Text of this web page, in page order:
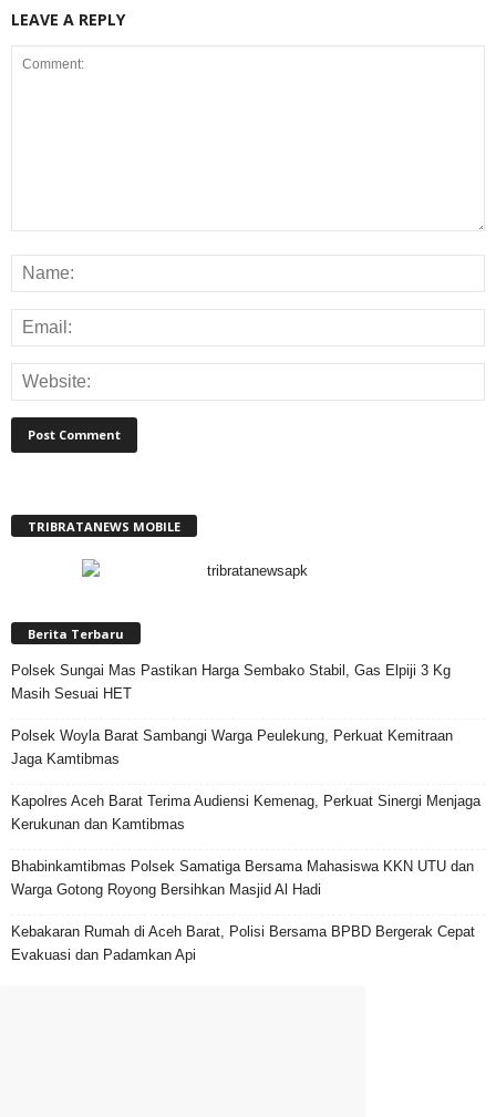
LEAVE A REPLY
TRIBRATANEWS MOBILE
Berita Terbaru
Polsek Sungai Mas Pastikan Harga Sembako Stabil, Gas Elpiji 3 Kg
Masih Sesuai HET
Polsek Woyla Barat Sambangi Warga Peulekung, Perkuat Kemitraan
Jaga Kamtibmas
Kapolres Aceh Barat Terima Audiensi Kemenag, Perkuat Sinergi Menjaga
Kerukunan dan Kamtibmas
Bhabinkamtibmas Polsek Samatiga Bersama Mahasiswa KKN UTU dan
Warga Gotong Royong Bersihkan Masjid Al Hadi
Kebakaran Rumah di Aceh Barat, Polisi Bersama BPBD Bergerak Cepat
Evakuasi dan Padamkan Api